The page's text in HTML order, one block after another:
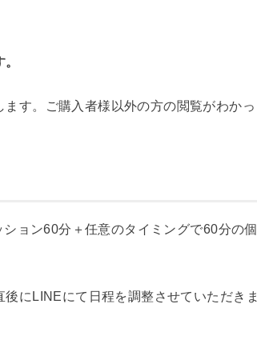
す。ご購入者様以外の方の閲覧がわかっ
ョン60分＋任意のタイミングで60分の個
にLINEにて日程を調整させていただきま